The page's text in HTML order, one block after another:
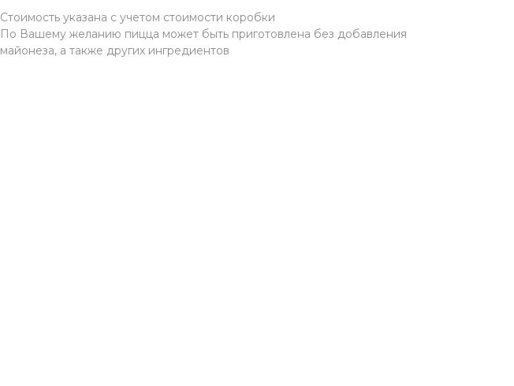
Стоимость указана с учетом стоимости коробки
По Вашему желанию пицца может быть приготовлена без добавления
майонеза, а также других ингредиентов